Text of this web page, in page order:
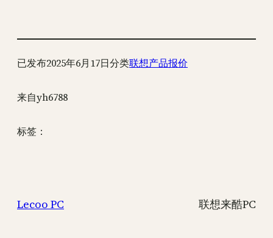
已发布2025年6月17日分类联想产品报价
来自yh6788
标签：
Lecoo PC 联想来酷PC